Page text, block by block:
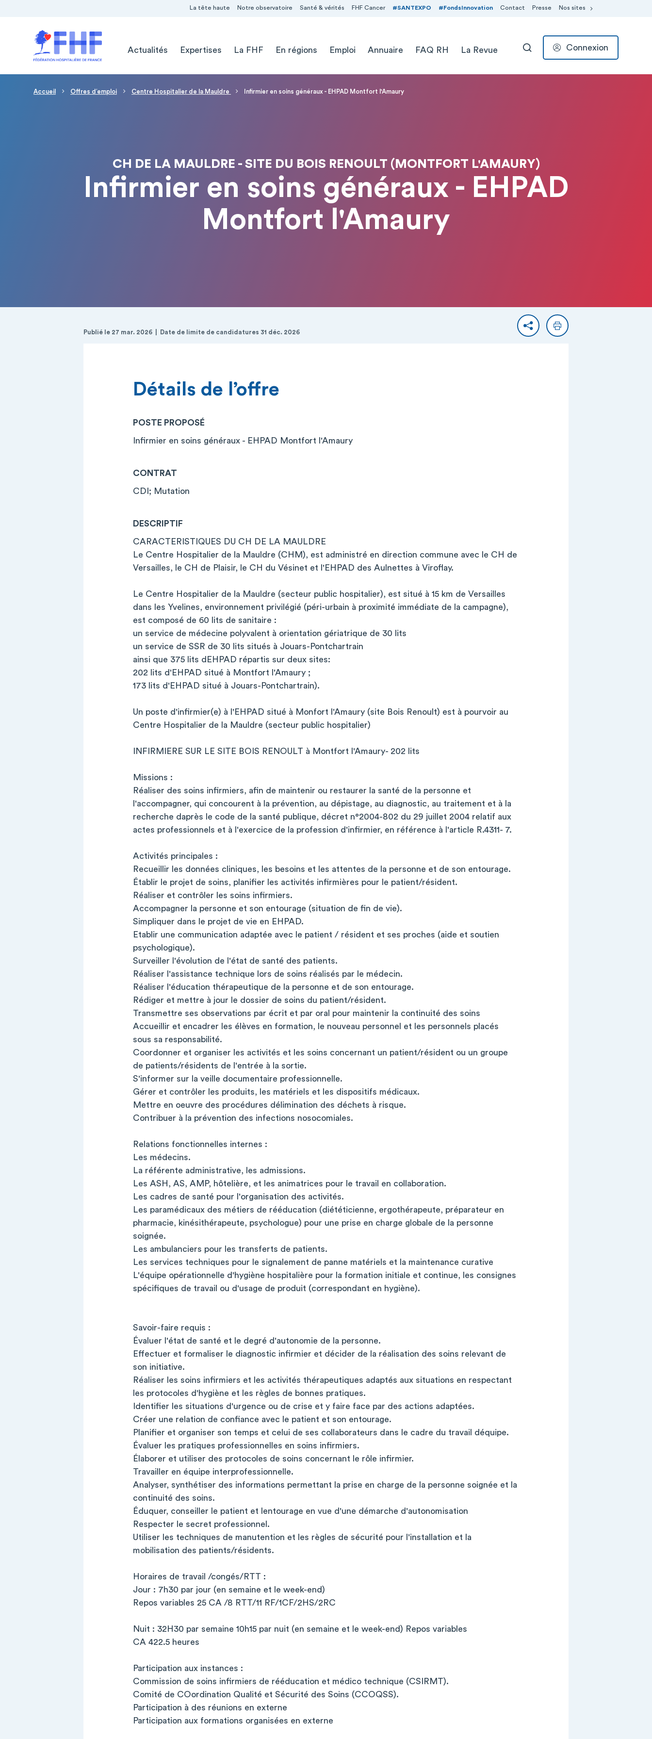
La tête haute Notre observatoire Santé & vérités FHF Cancer #SANTEXPO #FondsInnovation Contact Presse Nos sites
Actualités
Expertises La FHF En régions Emploi Annuaire FAQ RH La Revue RECHERCHER
Connexion
Fil d'Ariane
Accueil Offres d′emploi Centre Hospitalier de la Mauldre Infirmier en soins généraux - EHPAD Montfort l'Amaury
CH DE LA MAULDRE - SITE DU BOIS RENOULT (MONTFORT L'AMAURY)
Infirmier en soins généraux - EHPAD
Montfort l'Amaury
Publié le 27 mar. 2026 Date de limite de candidatures 31 déc. 2026 PartagerImprimer
Détails de l’offre
POSTE PROPOSÉ
Infirmier en soins généraux - EHPAD Montfort l'Amaury
CONTRAT
CDI; Mutation
DESCRIPTIF
CARACTERISTIQUES DU CH DE LA MAULDRE
Le Centre Hospitalier de la Mauldre (CHM), est administré en direction commune avec le CH de
Versailles, le CH de Plaisir, le CH du Vésinet et l'EHPAD des Aulnettes à Viroflay.
Le Centre Hospitalier de la Mauldre (secteur public hospitalier), est situé à 15 km de Versailles
dans les Yvelines, environnement privilégié (péri-urbain à proximité immédiate de la campagne),
est composé de 60 lits de sanitaire :
un service de médecine polyvalent à orientation gériatrique de 30 lits
un service de SSR de 30 lits situés à Jouars-Pontchartrain
ainsi que 375 lits dEHPAD répartis sur deux sites:
202 lits d'EHPAD situé à Montfort l'Amaury ;
173 lits d'EHPAD situé à Jouars-Pontchartrain).
Un poste d'infirmier(e) à l'EHPAD situé à Monfort l'Amaury (site Bois Renoult) est à pourvoir au
Centre Hospitalier de la Mauldre (secteur public hospitalier)
INFIRMIERE SUR LE SITE BOIS RENOULT à Montfort l'Amaury- 202 lits
Missions :
Réaliser des soins infirmiers, afin de maintenir ou restaurer la santé de la personne et
l'accompagner, qui concourent à la prévention, au dépistage, au diagnostic, au traitement et à la
recherche daprès le code de la santé publique, décret n°2004-802 du 29 juillet 2004 relatif aux
actes professionnels et à l'exercice de la profession d'infirmier, en référence à l'article R.4311- 7.
Activités principales :
Recueillir les données cliniques, les besoins et les attentes de la personne et de son entourage.
Établir le projet de soins, planifier les activités infirmières pour le patient/résident.
Réaliser et contrôler les soins infirmiers.
Accompagner la personne et son entourage (situation de fin de vie).
Simpliquer dans le projet de vie en EHPAD.
Etablir une communication adaptée avec le patient / résident et ses proches (aide et soutien
psychologique).
Surveiller l'évolution de l'état de santé des patients.
Réaliser l'assistance technique lors de soins réalisés par le médecin.
Réaliser l'éducation thérapeutique de la personne et de son entourage.
Rédiger et mettre à jour le dossier de soins du patient/résident.
Transmettre ses observations par écrit et par oral pour maintenir la continuité des soins
Accueillir et encadrer les élèves en formation, le nouveau personnel et les personnels placés
sous sa responsabilité.
Coordonner et organiser les activités et les soins concernant un patient/résident ou un groupe
de patients/résidents de l'entrée à la sortie.
S'informer sur la veille documentaire professionnelle.
Gérer et contrôler les produits, les matériels et les dispositifs médicaux.
Mettre en oeuvre des procédures délimination des déchets à risque.
Contribuer à la prévention des infections nosocomiales.
Relations fonctionnelles internes :
Les médecins.
La référente administrative, les admissions.
Les ASH, AS, AMP, hôtelière, et les animatrices pour le travail en collaboration.
Les cadres de santé pour l'organisation des activités.
Les paramédicaux des métiers de rééducation (diététicienne, ergothérapeute, préparateur en
pharmacie, kinésithérapeute, psychologue) pour une prise en charge globale de la personne
soignée.
Les ambulanciers pour les transferts de patients.
Les services techniques pour le signalement de panne matériels et la maintenance curative
L'équipe opérationnelle d'hygiène hospitalière pour la formation initiale et continue, les consignes
spécifiques de travail ou d'usage de produit (correspondant en hygiène).
Savoir-faire requis :
Évaluer l'état de santé et le degré d'autonomie de la personne.
Effectuer et formaliser le diagnostic infirmier et décider de la réalisation des soins relevant de
son initiative.
Réaliser les soins infirmiers et les activités thérapeutiques adaptés aux situations en respectant
les protocoles d'hygiène et les règles de bonnes pratiques.
Identifier les situations d'urgence ou de crise et y faire face par des actions adaptées.
Créer une relation de confiance avec le patient et son entourage.
Planifier et organiser son temps et celui de ses collaborateurs dans le cadre du travail déquipe.
Évaluer les pratiques professionnelles en soins infirmiers.
Élaborer et utiliser des protocoles de soins concernant le rôle infirmier.
Travailler en équipe interprofessionnelle.
Analyser, synthétiser des informations permettant la prise en charge de la personne soignée et la
continuité des soins.
Éduquer, conseiller le patient et lentourage en vue d'une démarche d'autonomisation
Respecter le secret professionnel.
Utiliser les techniques de manutention et les règles de sécurité pour l'installation et la
mobilisation des patients/résidents.
Horaires de travail /congés/RTT :
Jour : 7h30 par jour (en semaine et le week-end)
Repos variables 25 CA /8 RTT/11 RF/1CF/2HS/2RC
Nuit : 32H30 par semaine 10h15 par nuit (en semaine et le week-end) Repos variables
CA 422.5 heures
Participation aux instances :
Commission de soins infirmiers de rééducation et médico technique (CSIRMT).
Comité de COordination Qualité et Sécurité des Soins (CCOQSS).
Participation à des réunions en externe
Participation aux formations organisées en externe